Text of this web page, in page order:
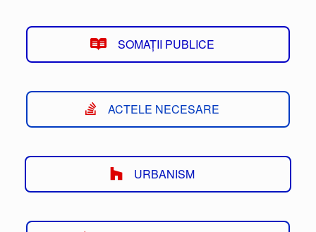
SOMAȚII PUBLICE
ACTELE NECESARE
URBANISM